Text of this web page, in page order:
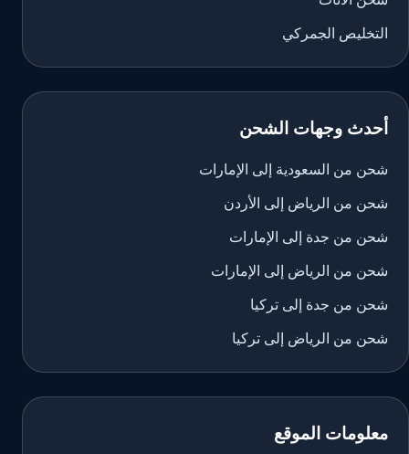
التخليص الجمركي
أحدث وجهات الشحن
شحن من السعودية إلى الإمارات
شحن من الرياض إلى الأردن
شحن من جدة إلى الإمارات
شحن من الرياض إلى الإمارات
شحن من جدة إلى تركيا
شحن من الرياض إلى تركيا
معلومات الموقع